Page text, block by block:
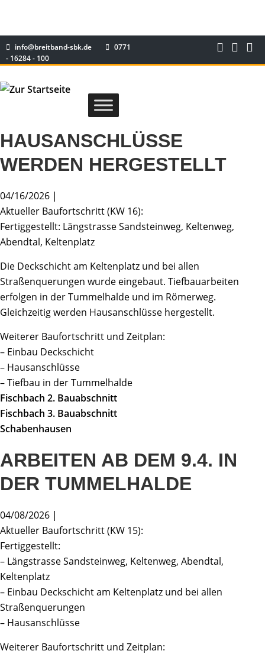
info@breitband-sbk.de
0771
- 16284 - 100
HAUSANSCHLÜSSE
WERDEN HERGESTELLT
04/16/2026 |
Aktueller Baufortschritt (KW 16):
Fertiggestellt: Längstrasse Sandsteinweg, Keltenweg,
Abendtal, Keltenplatz
Die Deckschicht am Keltenplatz und bei allen
Straßenquerungen wurde eingebaut. Tiefbauarbeiten
erfolgen in der Tummelhalde und im Römerweg.
Gleichzeitig werden Hausanschlüsse hergestellt.
Weiterer Baufortschritt und Zeitplan:
– Einbau Deckschicht
– Hausanschlüsse
– Tiefbau in der Tummelhalde
Fischbach 2. Bauabschnitt
Fischbach 3. Bauabschnitt
Schabenhausen
ARBEITEN AB DEM 9.4. IN
DER TUMMELHALDE
04/08/2026 |
Aktueller Baufortschritt (KW 15):
Fertiggestellt:
– Längstrasse Sandsteinweg, Keltenweg, Abendtal,
Keltenplatz
– Einbau Deckschicht am Keltenplatz und bei allen
Straßenquerungen
– Hausanschlüsse
Weiterer Baufortschritt und Zeitplan: